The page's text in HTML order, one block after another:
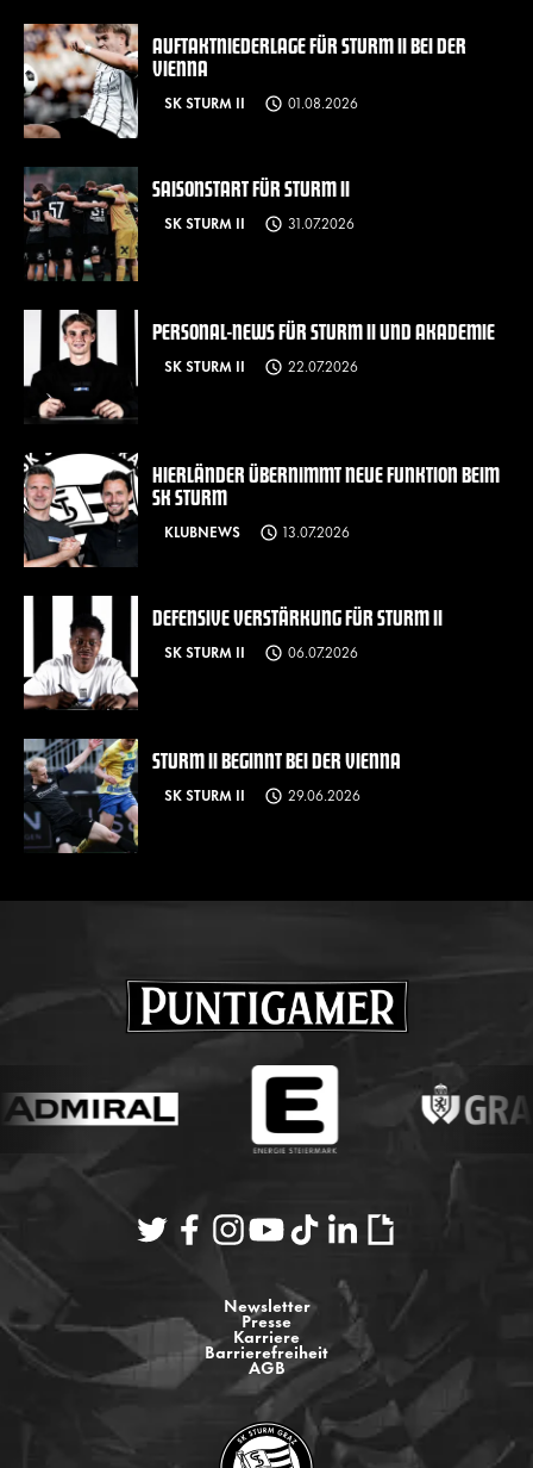
AUFTAKTNIEDERLAGE FÜR STURM II BEI DER
VIENNA
SK STURM II 01.08.2026
SAISONSTART FÜR STURM II
SK STURM II 31.07.2026
PERSONAL-NEWS FÜR STURM II UND AKADEMIE
SK STURM II 22.07.2026
HIERLÄNDER ÜBERNIMMT NEUE FUNKTION BEIM
SK STURM
KLUBNEWS 13.07.2026
DEFENSIVE VERSTÄRKUNG FÜR STURM II
SK STURM II 06.07.2026
STURM II BEGINNT BEI DER VIENNA
SK STURM II 29.06.2026
Newsletter
Presse
Karriere
Barrierefreiheit
AGB